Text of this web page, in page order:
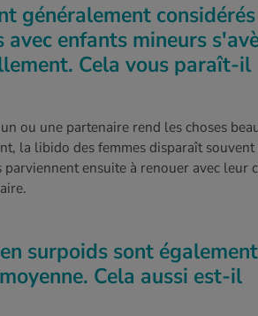
généralement
avec enfants mineurs
Cela vous paraît-il
ou une partenaire rend les choses
la libido des femmes disparaît souvent
ensuite à renouer avec leur
surpoids sont
Cela aussi est-il